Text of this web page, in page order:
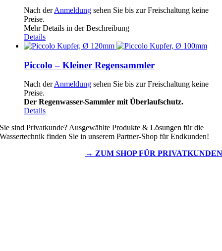
Nach derAnmeldung sehen Sie bis zur Freischaltung keine
Preise.
Mehr Details in der Beschreibung
Details
Piccolo – Kleiner Regensammler
Nach derAnmeldung sehen Sie bis zur Freischaltung keine
Preise.
Der Regenwasser-Sammler mit Überlaufschutz.
Details
Sie sind Privatkunde? Ausgewählte Produkte & Lösungen für die
Wassertechnik finden Sie in unserem Partner-Shop für Endkunden!
→ ZUM SHOP FÜR PRIVATKUNDEN